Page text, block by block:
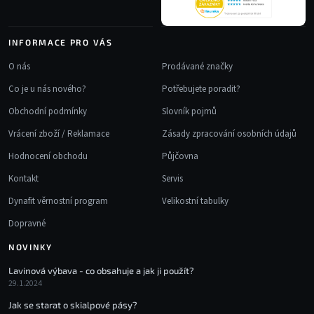
INFORMACE PRO VÁS
O nás
Co je u nás nového?
Obchodní podmínky
Vrácení zboží / Reklamace
Hodnocení obchodu
Kontakt
Dynafit věrnostní program
Dopravné
Prodávané značky
Potřebujete poradit?
Slovník pojmů
Zásady zpracování osobních údajů
Půjčovna
Servis
Velikostní tabulky
NOVINKY
Lavinová výbava - co obsahuje a jak ji použít?
29.1.2024
Jak se starat o skialpové pásy?